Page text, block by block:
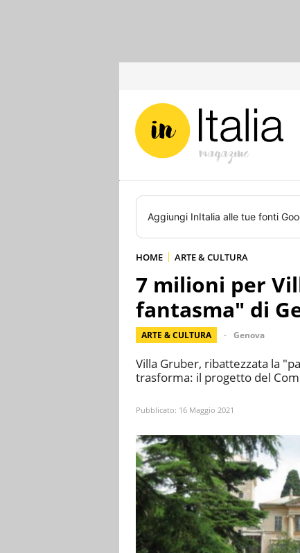
Aggiungi InItalia alle tue fonti
HOME ARTE & CULTURA
7 milioni per
fantasma" di
ARTE & CULTURA Genova
Villa Gruber, ribattezzata la
trasforma: il progetto del
Pubblicato: 16 Maggio 2021